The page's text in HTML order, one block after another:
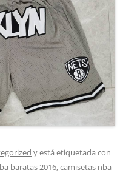
y está etiquetada con
baratas 2016,camisetas nba